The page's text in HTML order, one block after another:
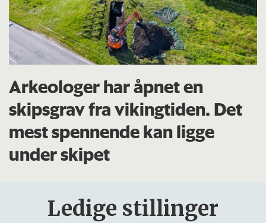
Arkeologer har åpnet en
skipsgrav fra vikingtiden. Det
mest spennende kan ligge
under skipet
Ledige stillinger